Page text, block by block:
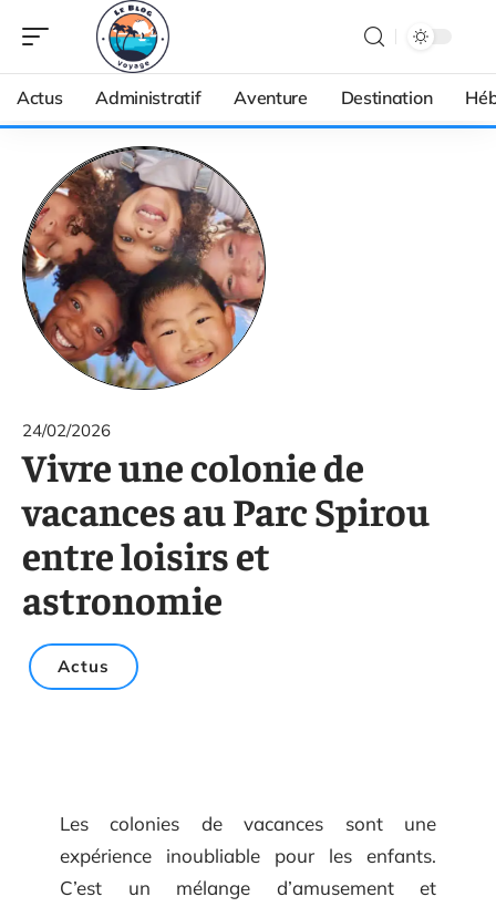
Actus Administratif Aventure Destination
24/02/2026
Vivre une colonie de
vacances au Parc Spirou
entre loisirs et
astronomie
Actus
Les colonies de vacances sont une
expérience inoubliable pour les enfants.
C’est un mélange d’amusement et